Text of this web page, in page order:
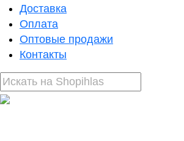
Доставка
Оплата
Оптовые продажи
Контакты